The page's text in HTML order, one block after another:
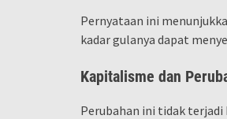
Pernyataan ini
kadar gulanya dapat
Kapitalisme dan
Perubahan ini tidak